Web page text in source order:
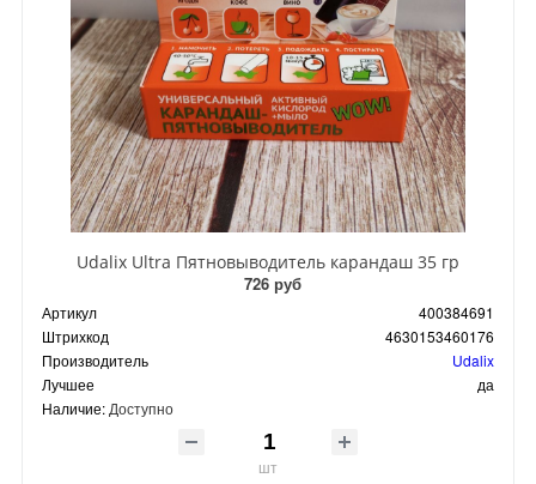
Udalix Ultra Пятновыводитель карандаш 35 гр
726 руб
Артикул
400384691
Штрихкод
4630153460176
Производитель
Udalix
Лучшее
да
Наличие: Доступно
шт